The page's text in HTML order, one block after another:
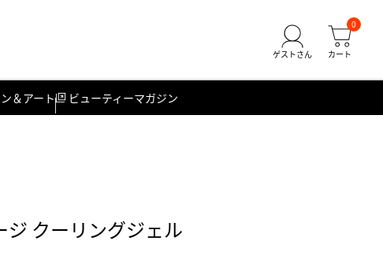
0
＆アート ビューティーマガジン
ジ クーリングジェル